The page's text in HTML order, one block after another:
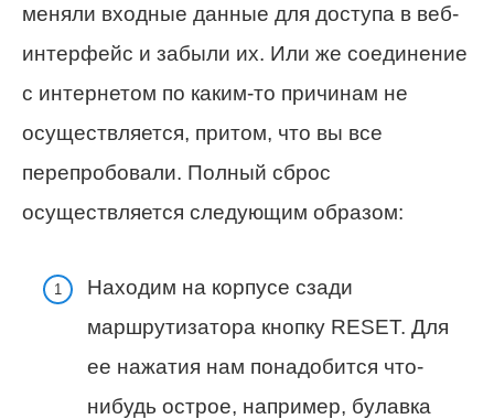
меняли входные данные для доступа в веб-
интерфейс и забыли их. Или же соединение
с интернетом по каким-то причинам не
осуществляется, притом, что вы все
перепробовали. Полный сброс
осуществляется следующим образом:
Находим на корпусе сзади
маршрутизатора кнопку RESET. Для
ее нажатия нам понадобится что-
нибудь острое, например, булавка